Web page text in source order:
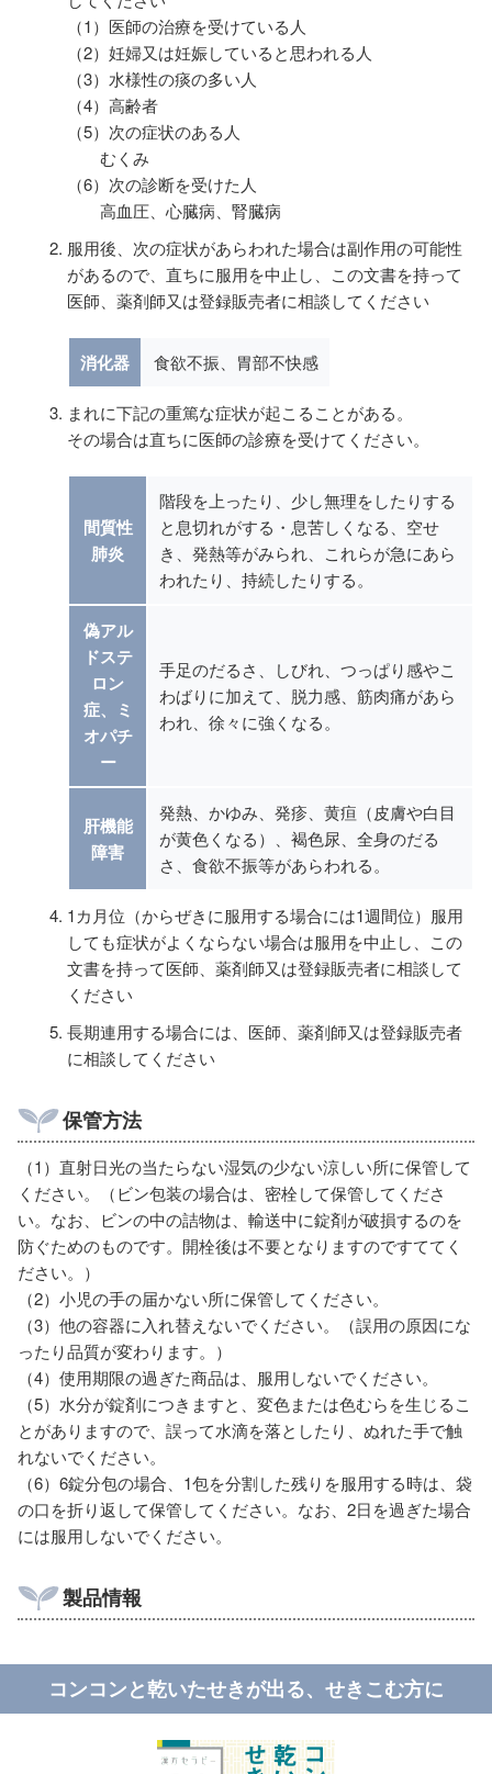
（1）医師の治療を受けている人
（2）妊婦又は妊娠していると思われる人
（3）水様性の痰の多い人
（4）高齢者
（5）次の症状のある人
むくみ
（6）次の診断を受けた人
高血圧、心臓病、腎臓病
服用後、次の症状があらわれた場合は副作用の可能性
があるので、直ちに服用を中止し、この文書を持って
医師、薬剤師又は登録販売者に相談してください
消化器 食欲不振、胃部不快感
まれに下記の重篤な症状が起こることがある。
その場合は直ちに医師の診療を受けてください。
間質性
肺炎
階段を上ったり、少し無理をしたりする
と息切れがする・息苦しくなる、空せ
き、発熱等がみられ、これらが急にあら
われたり、持続したりする。
偽アル
ドステ
ロン
症、ミ
オパチ
ー
手足のだるさ、しびれ、つっぱり感やこ
わばりに加えて、脱力感、筋肉痛があら
われ、徐々に強くなる。
肝機能
障害
発熱、かゆみ、発疹、黄疸（皮膚や白目
が黄色くなる）、褐色尿、全身のだる
さ、食欲不振等があらわれる。
1カ月位（からぜきに服用する場合には1週間位）服用
しても症状がよくならない場合は服用を中止し、この
文書を持って医師、薬剤師又は登録販売者に相談して
ください
長期連用する場合には、医師、薬剤師又は登録販売者
に相談してください
保管方法
（1）直射日光の当たらない湿気の少ない涼しい所に保管して
ください。（ビン包装の場合は、密栓して保管してくださ
い。なお、ビンの中の詰物は、輸送中に錠剤が破損するのを
防ぐためのものです。開栓後は不要となりますのですててく
ださい。）
（2）小児の手の届かない所に保管してください。
（3）他の容器に入れ替えないでください。（誤用の原因にな
ったり品質が変わります。）
（4）使用期限の過ぎた商品は、服用しないでください。
（5）水分が錠剤につきますと、変色または色むらを生じるこ
とがありますので、誤って水滴を落としたり、ぬれた手で触
れないでください。
（6）6錠分包の場合、1包を分割した残りを服用する時は、袋
の口を折り返して保管してください。なお、2日を過ぎた場合
には服用しないでください。
製品情報
コンコンと乾いたせきが出る、せきこむ方に